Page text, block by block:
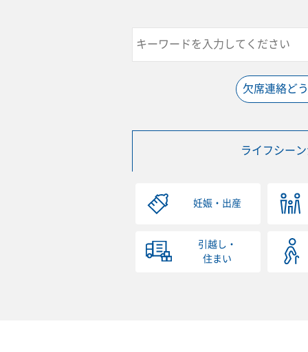
欠席連絡ど
ライフシー
妊娠・出産
引越し・
住まい